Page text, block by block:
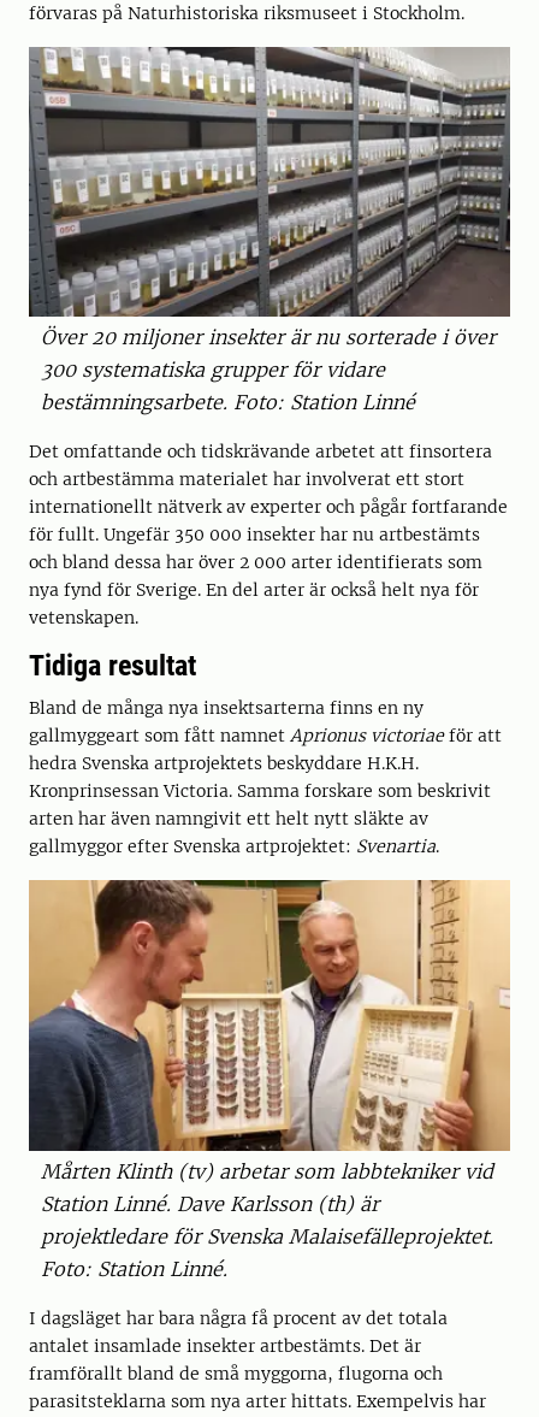
förvaras på Naturhistoriska riksmuseet i Stockholm.
Över 20 miljoner insekter är nu sorterade i över
300 systematiska grupper för vidare
bestämningsarbete. Foto: Station Linné
Det omfattande och tidskrävande arbetet att finsortera
och artbestämma materialet har involverat ett stort
internationellt nätverk av experter och pågår fortfarande
för fullt. Ungefär 350 000 insekter har nu artbestämts
och bland dessa har över 2 000 arter identifierats som
nya fynd för Sverige. En del arter är också helt nya för
vetenskapen.
Tidiga resultat
Bland de många nya insektsarterna finns en ny
gallmyggeart som fått namnet Aprionus victoriaeför att
hedra Svenska artprojektets beskyddare H.K.H.
Kronprinsessan Victoria. Samma forskare som beskrivit
arten har även namngivit ett helt nytt släkte av
gallmyggor efter Svenska artprojektet: Svenartia.
Mårten Klinth (tv) arbetar som labbtekniker vid
Station Linné. Dave Karlsson (th) är
projektledare för Svenska Malaisefälleprojektet.
Foto: Station Linné.
I dagsläget har bara några få procent av det totala
antalet insamlade insekter artbestämts. Det är
framförallt bland de små myggorna, flugorna och
parasitsteklarna som nya arter hittats. Exempelvis har